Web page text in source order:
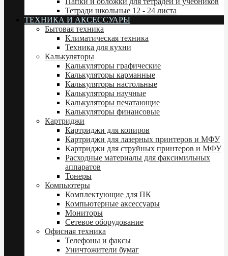
Тетради школьные 12 - 24 листа
ТЕХНИКА И АКСЕССУАРЫ
Бытовая техника
Климатическая техника
Техника для кухни
Калькуляторы
Калькуляторы графические
Калькуляторы карманные
Калькуляторы настольные
Калькуляторы научные
Калькуляторы печатающие
Калькуляторы финансовые
Картриджи
Картриджи для копиров
Картриджи для лазерных принтеров и МФУ
Картриджи для струйных принтеров и МФУ
Расходные материалы для факсимильных
аппаратов
Тонеры
Компьютеры
Комплектующие для ПК
Компьютерные аксессуары
Мониторы
Сетевое оборудование
Офисная техника
Телефоны и факсы
Уничтожители бумаг